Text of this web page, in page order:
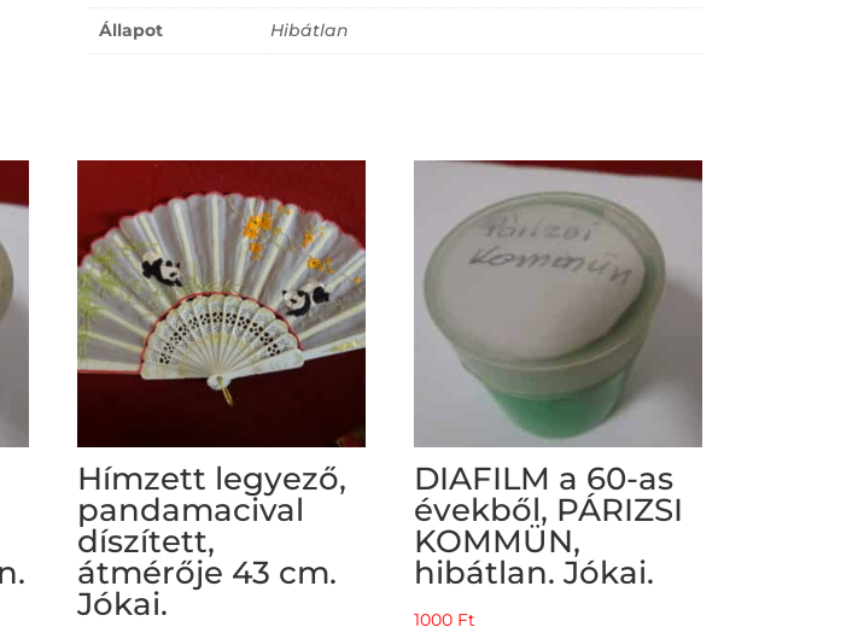
Állapot Hibátlan
Hímzett legyező,
pandamacival
díszített,
átmérője 43 cm.
Jókai.
DIAFILM a 60-as
évekből, PÁRIZSI
KOMMÜN,
hibátlan. Jókai.
1000 Ft